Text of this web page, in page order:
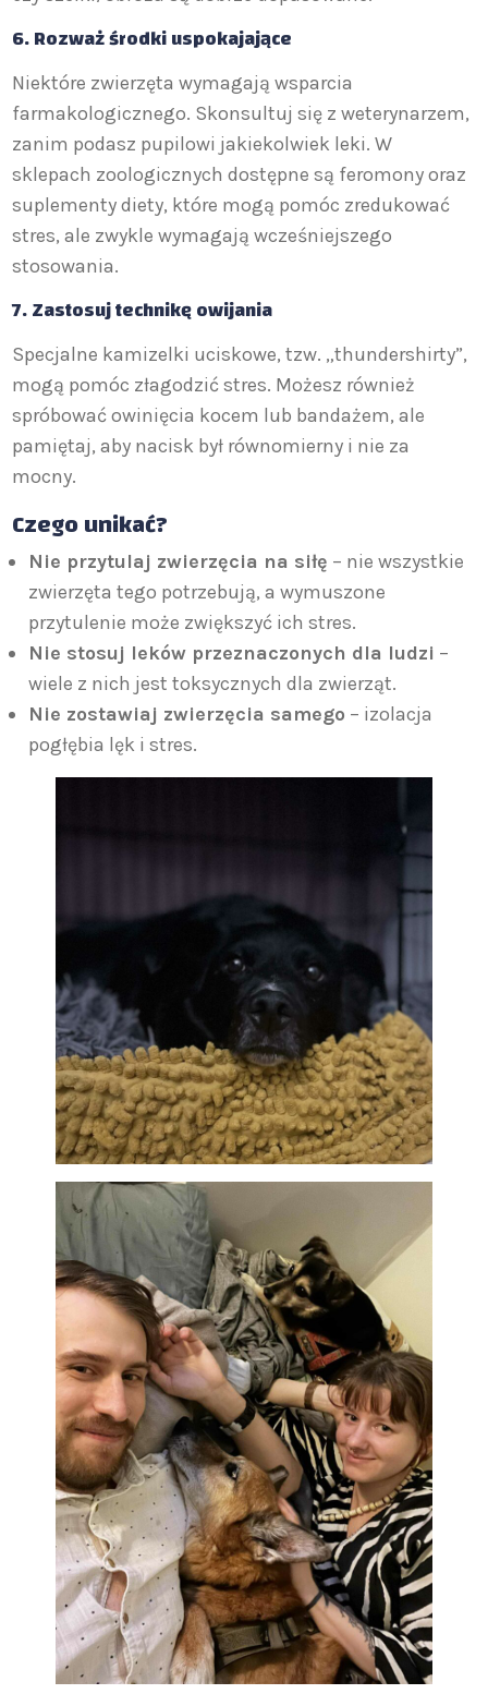
6. Rozważ środki uspokajające
Niektóre zwierzęta wymagają wsparcia
farmakologicznego. Skonsultuj się z weterynarzem,
zanim podasz pupilowi jakiekolwiek leki. W
sklepach zoologicznych dostępne są feromony oraz
suplementy diety, które mogą pomóc zredukować
stres, ale zwykle wymagają wcześniejszego
stosowania.
7. Zastosuj technikę owijania
Specjalne kamizelki uciskowe, tzw. „thundershirty”,
mogą pomóc złagodzić stres. Możesz również
spróbować owinięcia kocem lub bandażem, ale
pamiętaj, aby nacisk był równomierny i nie za
mocny.
Czego unikać?
Nie przytulaj zwierzęcia na siłę – nie wszystkie
zwierzęta tego potrzebują, a wymuszone
przytulenie może zwiększyć ich stres.
Nie stosuj leków przeznaczonych dla ludzi –
wiele z nich jest toksycznych dla zwierząt.
Nie zostawiaj zwierzęcia samego – izolacja
pogłębia lęk i stres.